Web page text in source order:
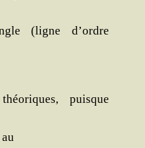
(ligne d’ordre
puisque